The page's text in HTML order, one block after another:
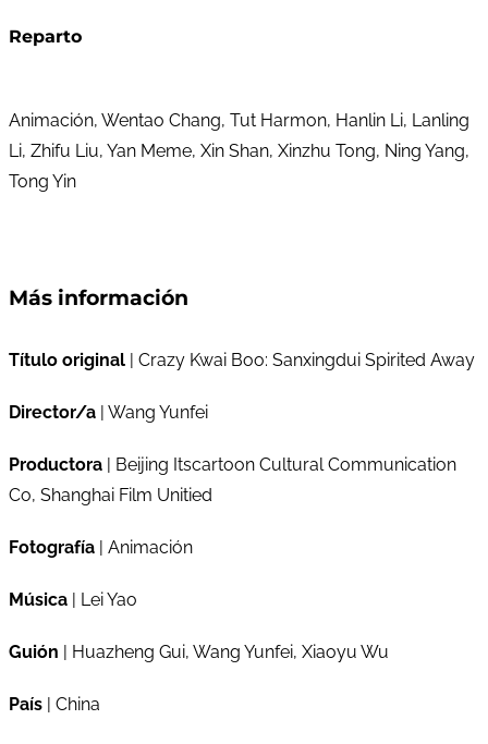
Reparto
Animación, Wentao Chang, Tut Harmon, Hanlin Li, Lanling
Li, Zhifu Liu, Yan Meme, Xin Shan, Xinzhu Tong, Ning Yang,
Tong Yin
Más información
Título original | Crazy Kwai Boo: Sanxingdui Spirited Away
Director/a | Wang Yunfei
Productora | Beijing Itscartoon Cultural Communication
Co, Shanghai Film Unitied
Fotografía | Animación
Música | Lei Yao
Guión | Huazheng Gui, Wang Yunfei, Xiaoyu Wu
País | China